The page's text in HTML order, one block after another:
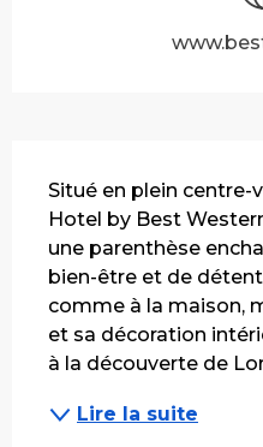
Situé en plein centre-
Hotel by Best
une parenthèse
bien-être et de
comme à la maison,
et sa décoration
à la découverte de
Lire la suite